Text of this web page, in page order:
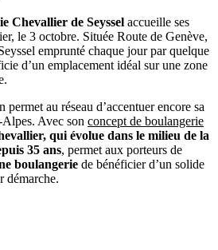
Chevallier de Seyssel accueille ses
le 3 octobre. Située Route de Genève,
emprunté chaque jour par quelque
d’un emplacement idéal sur une zone
au réseau d’accentuer encore sa
Avec son concept de boulangerie
qui évolue dans le milieu de la
35 ans, permet aux porteurs de
boulangerie de bénéficier d’un solide
démarche.